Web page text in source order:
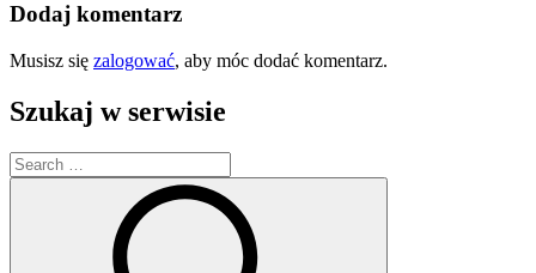
Dodaj komentarz
Musisz się zalogować, aby móc dodać komentarz.
Szukaj w serwisie
Search
for: